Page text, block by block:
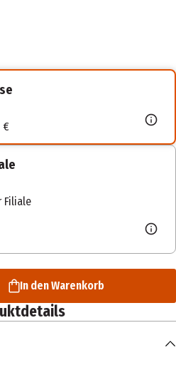
€
Filiale
In den Warenkorb